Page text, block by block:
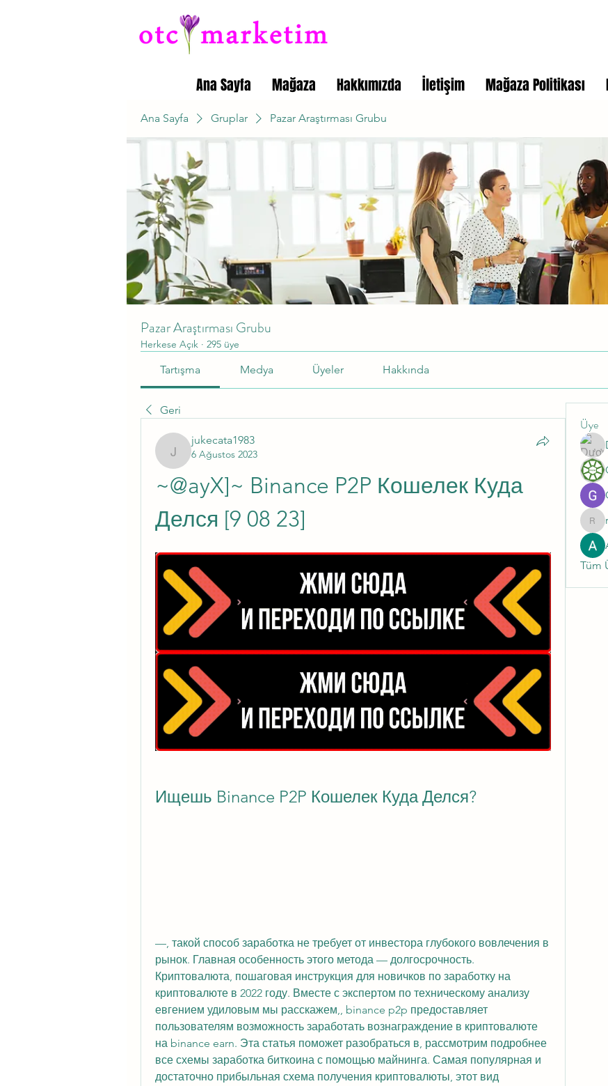
Ana Sayfa Mağaza Hakkımızda İletişim Mağaza Politikası
Ana Sayfa Gruplar Pazar Araştırması Grubu
Pazar Araştırması Grubu
Herkese Açık · 295 üye
Tartışma Medya Üyeler Hakkında
Geri
jukecata1983
jukecata1983
6 Ağustos 2023
~@ayX]~ Binance P2P Кошелек Куда
Делся [9 08 23]
Ищешь Binance P2P Кошелек Куда Делся?
—, такой способ заработка не требует от инвестора глубокого вовлечения в
рынок. Главная особенность этого метода — долгосрочность.
Криптовалюта, пошаговая инструкция для новичков по заработку на
криптовалюте в 2022 году. Вместе с экспертом по техническому анализу
евгением удиловым мы расскажем,, binance p2p предоставляет
пользователям возможность заработать вознаграждение в криптовалюте
на binance earn. Эта статья поможет разобраться в, рассмотрим подробнее
все схемы заработка биткоина с помощью майнинга. Самая популярная и
достаточно прибыльная схема получения криптовалюты, этот вид
Üye
Tüm